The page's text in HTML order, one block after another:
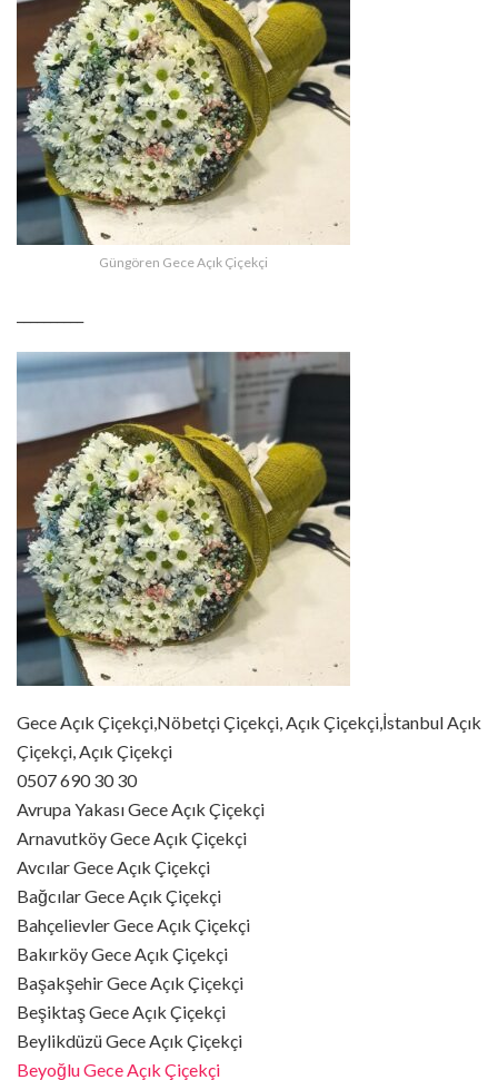
Güngören Gece Açık Çiçekçi
Gece Açık Çiçekçi,Nöbetçi Çiçekçi, Açık Çiçekçi,İstanbul Açık
Çiçekçi, Açık Çiçekçi
0507 690 30 30
Avrupa Yakası Gece Açık Çiçekçi
Arnavutköy Gece Açık Çiçekçi
Avcılar Gece Açık Çiçekçi
Bağcılar Gece Açık Çiçekçi
Bahçelievler Gece Açık Çiçekçi
Bakırköy Gece Açık Çiçekçi
Başakşehir Gece Açık Çiçekçi
Beşiktaş Gece Açık Çiçekçi
Beylikdüzü Gece Açık Çiçekçi
Beyoğlu Gece Açık Çiçekçi